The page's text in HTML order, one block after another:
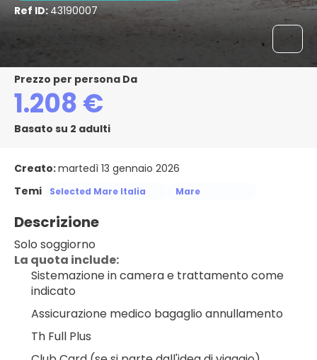
Ref ID: 43190007
Prezzo per persona Da
1.208 €
Basato su 2 adulti
Creato:martedì 13 gennaio 2026
Temi
Selected Mare Italia Mare
Descrizione
Solo soggiorno
La quota include:
Sistemazione in camera e trattamento come
indicato
Assicurazione medico bagaglio annullamento
Th Full Plus